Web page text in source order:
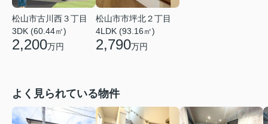
松山市古川西３丁目
3DK (60.44㎡)
2,200万円
松山市市坪北２丁目
4LDK (93.16㎡)
2,790万円
よく見られている物件